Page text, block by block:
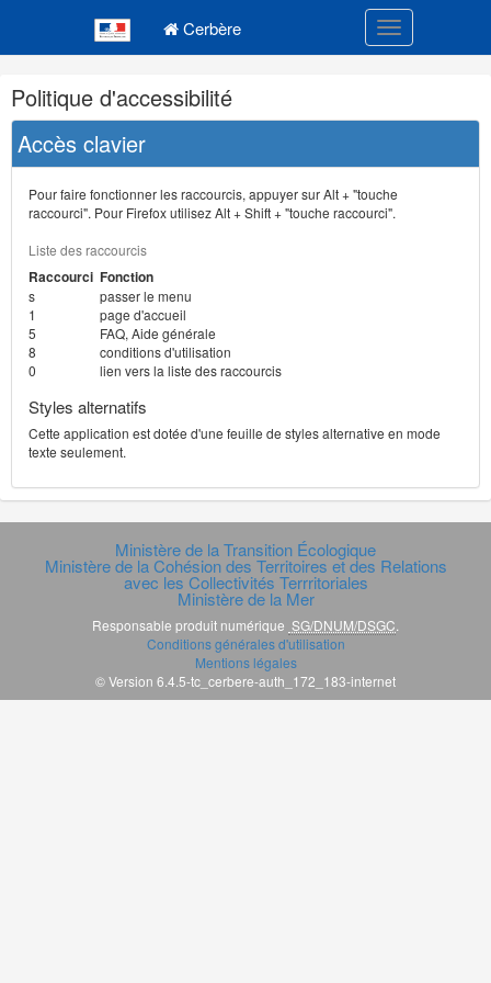
Cerbère Toggle
Navigation
et
outils
annexes
Politique d'accessibilité
Accès clavier
Pour faire fonctionner les raccourcis, appuyer sur Alt + "touche
raccourci". Pour Firefox utilisez Alt + Shift + "touche raccourci".
Liste des raccourcis
Raccourci Fonction
s
passer le menu
1
page d'accueil
5
FAQ, Aide générale
8
conditions d'utilisation
0
lien vers la liste des raccourcis
Styles alternatifs
Cette application est dotée d'une feuille de styles alternative en mode
texte seulement.
Ministère de la Transition Écologique
Ministère de la Cohésion des Territoires et des Relations
avec les Collectivités Terrritoriales
Ministère de la Mer
Responsable produit numérique SG/DNUM/DSGC
Conditions générales d'utilisation
Mentions légales
© Version 6.4.5-tc_cerbere-auth_172_183-internet